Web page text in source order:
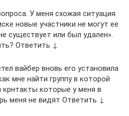
У меня схожая ситуация.
новые участники не могут ее
существует или был удален».
Ответить ↓
вайбер вновь его установила
мне найти группу в которой
крнтакты которые у меня в
меня не видят Ответить ↓